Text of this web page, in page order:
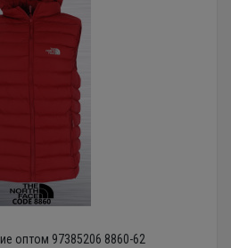
оптом 97385206 8860-62